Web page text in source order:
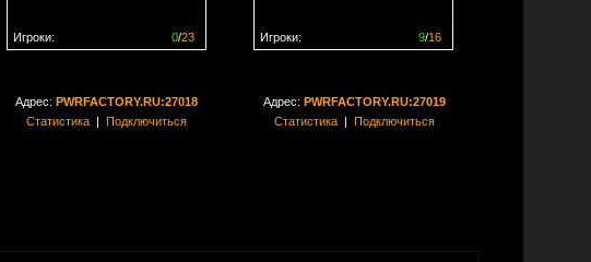
0/23
Игроки:
9/16
Игроки:
Адрес: PWRFACTORY.RU:27018
Статистика| Подключиться
Адрес: PWRFACTORY.RU:27019
Статистика| Подключиться